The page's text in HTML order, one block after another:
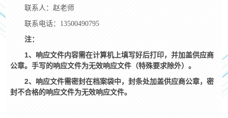
联系人：赵老师
联系电话： 13500490795
注：
1、响应文件内容需在计算机上填写好后打印，并加盖供应商
公章。手写的响应文件为无效响应文件（特殊要求除外）。
2、响应文件需密封在档案袋中，封条处加盖供应商公章，密
封不合格的响应文件为无效响应文件。